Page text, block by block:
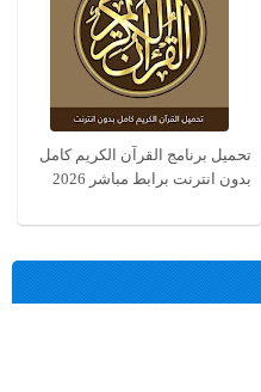
تحميل برنامج القرآن الكريم كامل
بدون انترنت برابط مباشر 2026